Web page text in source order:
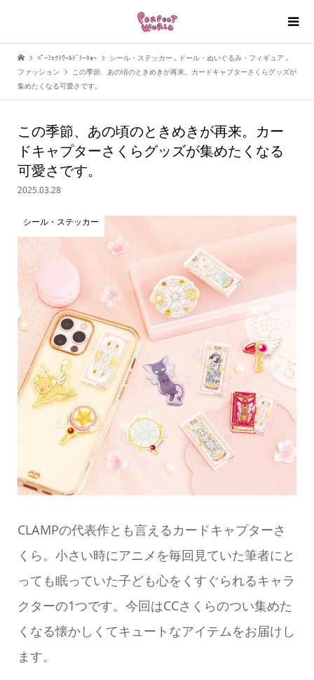
ﾊﾟｰﾌｪｸﾄﾜｰﾙﾄﾞﾄｰｷｮｰ シール・ステッカー , ドール・ぬいぐるみ・フィギュア ,
ファッション
この季節、あの頃のときめきが再来。カードキャプターさくらグッズが
集めたくなる可愛さです。
この季節、あの頃のときめきが再来。カー
ドキャプターさくらグッズが集めたくなる
可愛さです。
2025.03.28
シール・ステッカー
CLAMPの代表作とも言えるカードキャプターさ
くら。小さい時にアニメを毎回見ていた筆者にと
っても眠っていた子ども心をくすぐられるキャラ
クターの1つです。今回はCCさくらのつい集めた
くなる懐かしくてキュートなアイテムをお届けし
ます。